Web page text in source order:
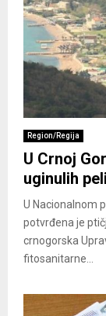
Region/Regija
U Crnoj
uginulih
U Nacionalnom
potvrđena je
crnogorska
fitosanitarne...